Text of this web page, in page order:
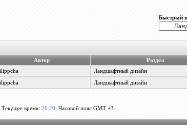
Быстрый
Автор Раздел
Ландшафтный дизайн
Ландшафтный дизайн
Текущее время: 20:20 . Часовой пояс GMT +3.